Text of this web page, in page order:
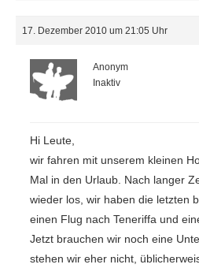
17. Dezember 2010 um 21:05 Uhr
Anonym
Inaktiv
Hi Leute,
wir fahren mit unserem kleinen
Mal in den Urlaub. Nach langer
wieder los, wir haben die letzten
einen Flug nach Teneriffa und
Jetzt brauchen wir noch eine
stehen wir eher nicht,